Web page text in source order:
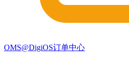
OMS@DigiOS订单中心